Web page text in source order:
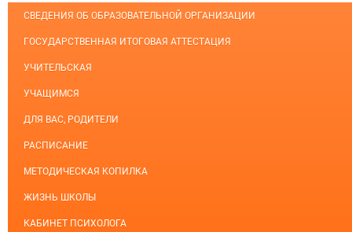
СВЕДЕНИЯ ОБ ОБРАЗОВАТЕЛЬНОЙ ОРГАНИЗАЦИИ
ГОСУДАРСТВЕННАЯ ИТОГОВАЯ АТТЕСТАЦИЯ
УЧИТЕЛЬСКАЯ
УЧАЩИМСЯ
ДЛЯ ВАС, РОДИТЕЛИ
РАСПИСАНИЕ
МЕТОДИЧЕСКАЯ КОПИЛКА
ЖИЗНЬ ШКОЛЫ
КАБИНЕТ ПСИХОЛОГА